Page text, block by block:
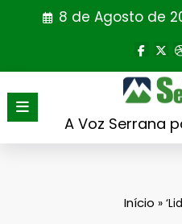
8 de Agosto de
A Voz Serrana
Início »